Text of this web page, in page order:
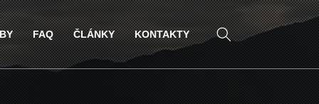
FAQ ČLÁNKY KONTAKTY